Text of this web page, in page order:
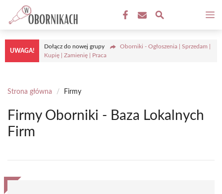
Przejdź
treści
UWAGA!
Dołącz do nowej grupy
Oborniki - Ogłoszenia | Sprzedam |
Kupię | Zamienię | Praca
Strona główna / Firmy
Firmy Oborniki - Baza Lokalnych
Firm